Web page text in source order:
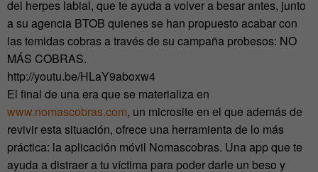
del herpes labial, que te ayuda a volver a besar antes, junto
a su agencia BTOB quienes se han propuesto acabar con
las temidas cobras a través de su campaña probesos: NO
MÁS COBRAS.
http://youtu.be/HLaY9aboxw4
El final de una era que se materializa en
www.nomascobras.com, un microsite en el que además de
revivir esta situación, ofrece una herramienta de lo más
práctica: la aplicación móvil Nomascobras. Una app que te
ayuda a distraer a tu víctima para poder darle un beso y